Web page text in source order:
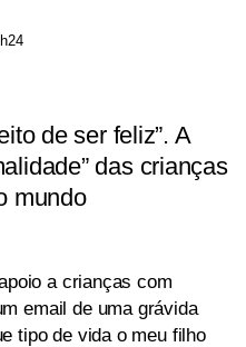
de ser feliz”. A
das crianças
mundo
a crianças com
email de uma grávida
tipo de vida o meu filho